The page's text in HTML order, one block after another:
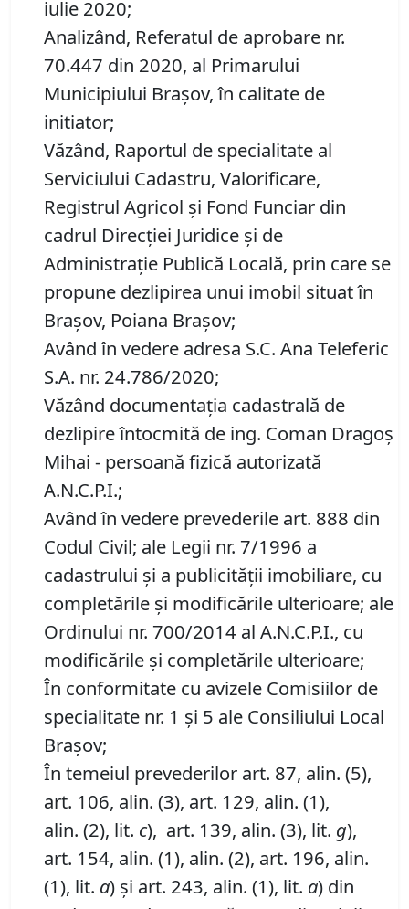
iulie 2020;
Analizând, Referatul de aprobare nr.
70.447 din 2020, al Primarului
Municipiului Brașov, în calitate de
initiator;
Văzând, Raportul de specialitate al
Serviciului Cadastru, Valorificare,
Registrul Agricol şi Fond Funciar din
cadrul Direcţiei Juridice şi de
Administraţie Publică Locală, prin care se
propune dezlipirea unui imobil situat în
Brașov, Poiana Brașov;
Având în vedere adresa S.C. Ana Teleferic
S.A. nr. 24.786/2020;
Văzând documentația cadastrală de
dezlipire întocmită de ing. Coman Dragoș
Mihai - persoană fizică autorizată
A.N.C.P.I.;
Având în vedere prevederile art. 888 din
Codul Civil; ale Legii nr. 7/1996 a
cadastrului și a publicității imobiliare, cu
completările și modificările ulterioare; ale
Ordinului nr. 700/2014 al A.N.C.P.I., cu
modificările și completările ulterioare;
În conformitate cu avizele Comisiilor de
specialitate nr. 1 și 5 ale Consiliului Local
Brașov;
În temeiul prevederilor art. 87, alin. (5),
art. 106, alin. (3), art. 129, alin. (1),
alin. (2), lit. c), art. 139, alin. (3), lit. g),
art. 154, alin. (1), alin. (2), art. 196, alin.
(1), lit. a) și art. 243, alin. (1), lit. a) din